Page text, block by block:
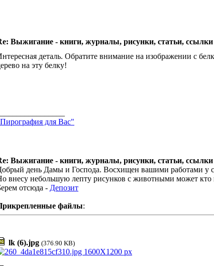
Выжигание - книги, журналы, рисунки, статьи,
деталь. Обратите внимание на изображении с
на эту белку!
для Вас"
Выжигание - книги, журналы, рисунки, статьи,
день Дамы и Господа. Восхищен вашими работами у
внесу небольшую лепту рисунков с животными может кто
отсюда - Депозит
файлы:
lk (6).jpg (376.90 KB)